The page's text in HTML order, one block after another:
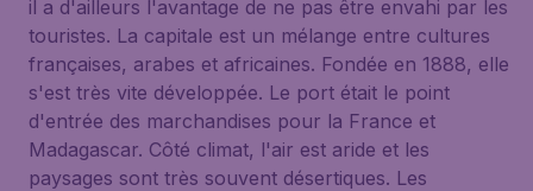
il a d'ailleurs l'avantage de ne pas être envahi par les
touristes. La capitale est un mélange entre cultures
françaises, arabes et africaines. Fondée en 1888, elle
s'est très vite développée. Le port était le point
d'entrée des marchandises pour la France et
Madagascar. Côté climat, l'air est aride et les
paysages sont très souvent désertiques. Les